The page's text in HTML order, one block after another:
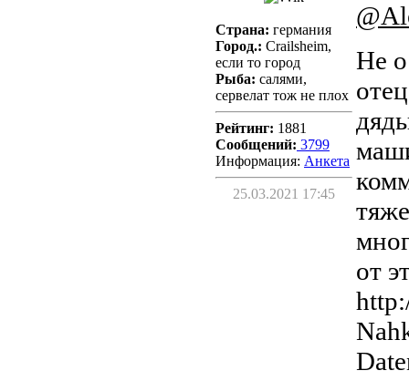
Страна: германия
Город.: Crailsheim,
если то город
Рыба: салями,
сервелат тож не плох
Рейтинг: 1881
Сообщений: 3799
Информация: Aнкета
25.03.2021 17:45
Не
от